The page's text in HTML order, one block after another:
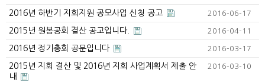
2016년 하반기 지회지원 공모사업 신청 공고 2016-06-17
2015년 원봉공회 결산 공고입니다. 2016-04-11
2016년 정기총회 공문입니다 2016-03-17
2015년 지회 결산 및 2016년 지회 사업계획서 제출 안
내
2016-03-10